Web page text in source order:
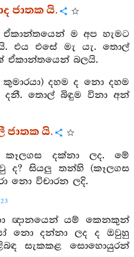
ජාතක යි.
ඒකාන්තයෙන් ම අප හැමට
එය එසේ මැ යැ. තොල්
ඒකාන්තයෙන් බලයි.
කුමාරයා) දහම ද නො දහම
තොල් බිඳුම විනා අන්
ජාතක යි.
කෑලගස දක්නා ලද. මේ
ද? සියලු තන්හි (කෑලගස
නො විචාරන ලදි.
ඥානයෙන් යම් කෙනකුන්
නො දන්නා ලද ද ඔවුහු
සැකකළ සොහොයුරන්